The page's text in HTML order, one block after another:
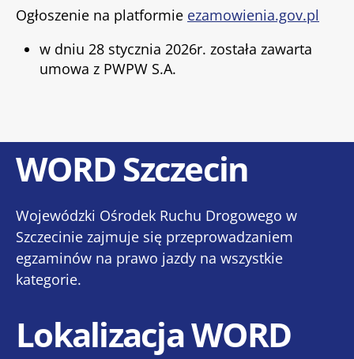
Ogłoszenie na platformie ezamowienia.gov.pl
w dniu 28 stycznia 2026r. została zawarta
umowa z PWPW S.A.
WORD Szczecin
Wojewódzki Ośrodek Ruchu Drogowego w
Szczecinie zajmuje się przeprowadzaniem
egzaminów na prawo jazdy na wszystkie
kategorie.
Lokalizacja WORD